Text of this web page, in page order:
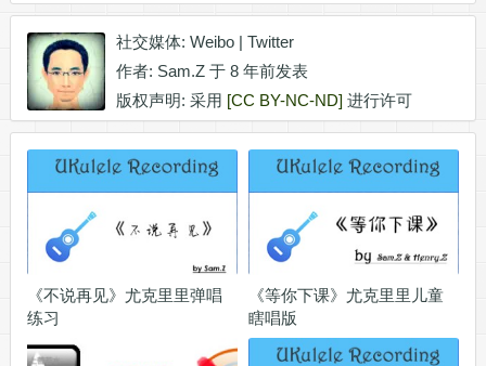
社交媒体: Weibo| Twitter
作者: Sam.Z于 8 年前发表
版权声明: 采用 [CC BY-NC-ND] 进行许可
《不说再见》尤克里里弹唱
练习
《等你下课》尤克里里儿童
瞎唱版